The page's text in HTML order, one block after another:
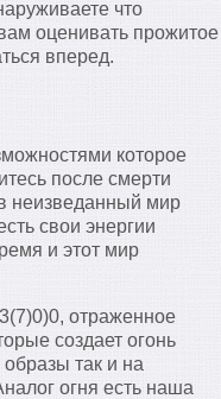
что
оценивать прожитое
вперед.
которое
после смерти
неизведанный мир
свои энергии
и этот мир
отраженное
создает огонь
образы так и на
огня есть наша